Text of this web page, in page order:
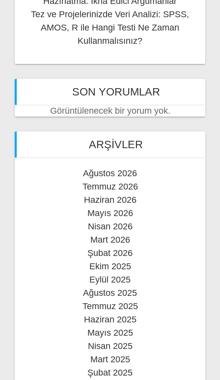
Tez ve Projelerinizde Veri Analizi: SPSS,
AMOS, R ile Hangi Testi Ne Zaman
Kullanmalısınız?
SON YORUMLAR
Görüntülenecek bir yorum yok.
ARŞIVLER
Ağustos 2026
Temmuz 2026
Haziran 2026
Mayıs 2026
Nisan 2026
Mart 2026
Şubat 2026
Ekim 2025
Eylül 2025
Ağustos 2025
Temmuz 2025
Haziran 2025
Mayıs 2025
Nisan 2025
Mart 2025
Şubat 2025